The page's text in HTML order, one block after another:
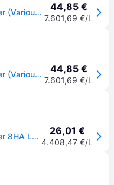
By Terry Hyaluronic Serum Concealer (Various Shades) - 9. Amber Nude 44,85 €
7.601,69 €/L
By Terry Hyaluronic Serum Concealer (Various Shades) - 9. Amber Nude 44,85 €
7.601,69 €/L
By Terry Hyaluronic Serum Concealer 8HA Langzeit-Korrektor mit Hyaluronsäure Farbton N9 Amber Nude 5.9 ml 26,01 €
4.408,47 €/L